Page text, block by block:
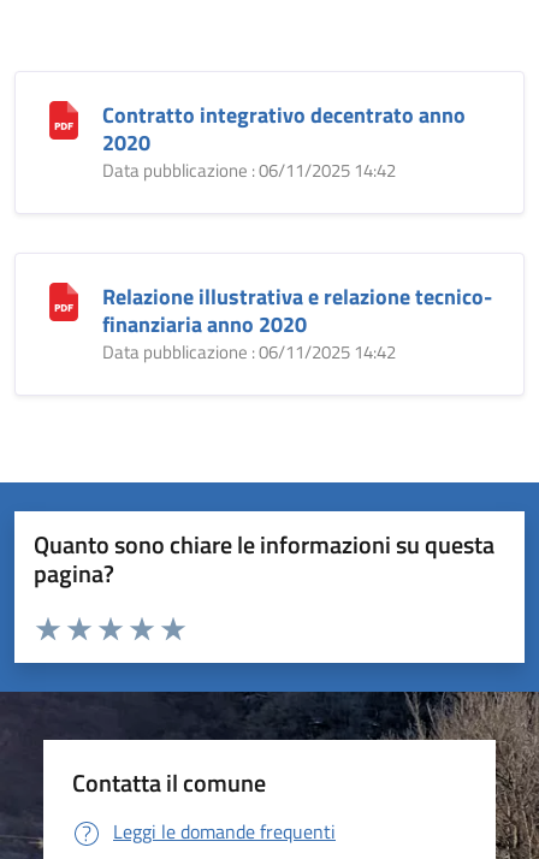
Contratto integrativo decentrato anno
2020
Data pubblicazione : 06/11/2025 14:42
Relazione illustrativa e relazione tecnico-
finanziaria anno 2020
Data pubblicazione : 06/11/2025 14:42
Quanto sono chiare le informazioni su questa
pagina?
Valuta da 1 a 5 stelle la pagina
Valuta 5 stelle su 5
Valuta 4 stelle su 5
Valuta 3 stelle su 5
Valuta 2 stelle su 5
Valuta 1 stelle su 5
Contatta il comune
Leggi le domande frequenti